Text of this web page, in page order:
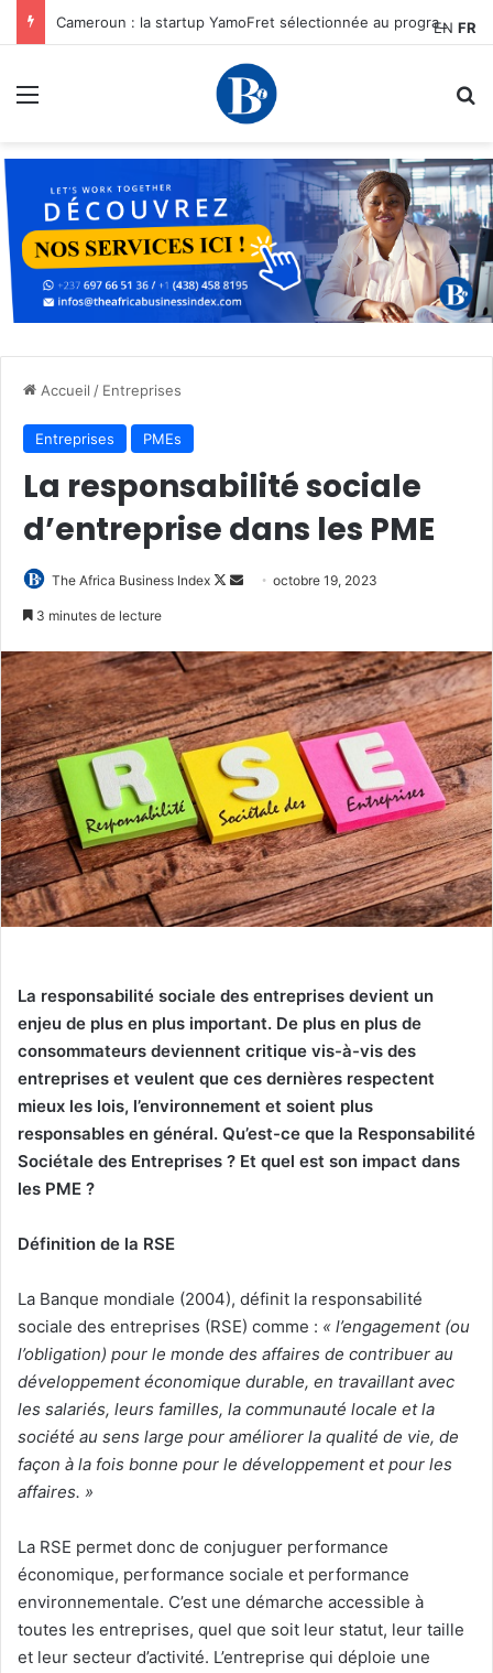
Cameroun : la startup YamoFret sélectionnée au programme HEC Challenge+ Afrique pour accélérer la transformation du fret en Afrique centrale
Menu
Accueil / Entreprises
Entreprises PMEs
La responsabilité sociale
d’entreprise dans les PME
The Africa Business Index
Follow
Envoyeroctobre 19, 2023
3 minutes de lecture
La responsabilité sociale des entreprises devient un
enjeu de plus en plus important. De plus en plus de
consommateurs deviennent critique vis-à-vis des
entreprises et veulent que ces dernières respectent
mieux les lois, l’environnement et soient plus
responsables en général. Qu’est-ce que la Responsabilité
Sociétale des Entreprises ? Et quel est son impact dans
les PME ?
Définition de la RSE
La Banque mondiale (2004), définit la responsabilité
sociale des entreprises (RSE) comme : « l’engagement (ou
l’obligation) pour le monde des affaires de contribuer au
développement économique durable, en travaillant avec
les salariés, leurs familles, la communauté locale et la
société au sens large pour améliorer la qualité de vie, de
façon à la fois bonne pour le développement et pour les
affaires. »
La RSE permet donc de conjuguer performance
économique, performance sociale et performance
environnementale. C’est une démarche accessible à
toutes les entreprises, quel que soit leur statut, leur taille
et leur secteur d’activité. L’entreprise qui déploie une
EN FR